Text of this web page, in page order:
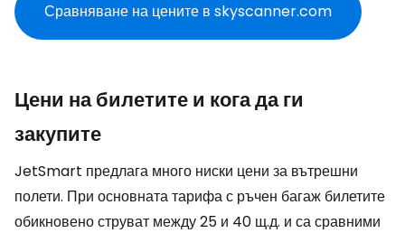
Сравняване на цените в skyscanner.com
Цени на билетите и кога да ги
закупите
JetSmart предлага много ниски цени за вътрешни
полети. При основната тарифа с ръчен багаж билетите
обикновено струват между 25 и 40 щ.д. и са сравними